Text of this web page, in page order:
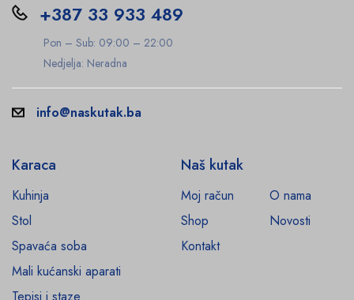
+387 33 933 489
Pon – Sub: 09:00 – 22:00
Nedjelja: Neradna
info@naskutak.ba
Karaca
Kuhinja
Stol
Spavaća soba
Mali kućanski aparati
Tepisi i staze
Naš kutak
Moj račun
O nama
Shop
Novosti
Kontakt